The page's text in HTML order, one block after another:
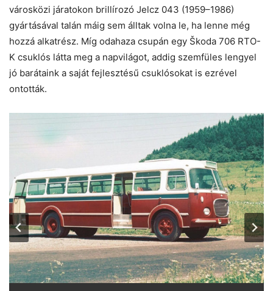
városközi járatokon brillírozó Jelcz 043 (1959–1986)
gyártásával talán máig sem álltak volna le, ha lenne még
hozzá alkatrész. Míg odahaza csupán egy Škoda 706 RTO-
K csuklós látta meg a napvilágot, addig szemfüles lengyel
jó barátaink a saját fejlesztésű csuklósokat is ezrével
ontották.